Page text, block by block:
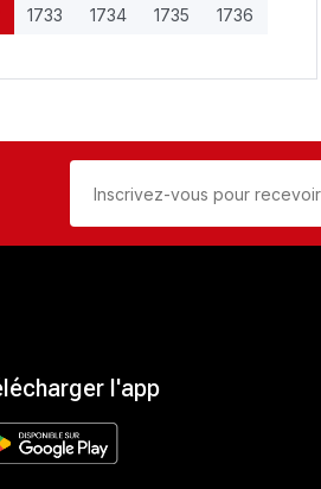
1733 1734 1735
1736
l'app